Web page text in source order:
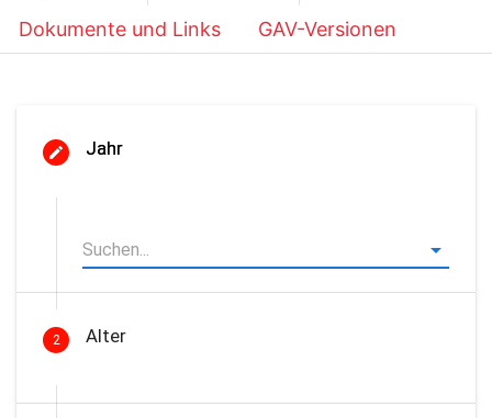
Dokumente und Links GAV-Versionen
Jahr
2 Alter